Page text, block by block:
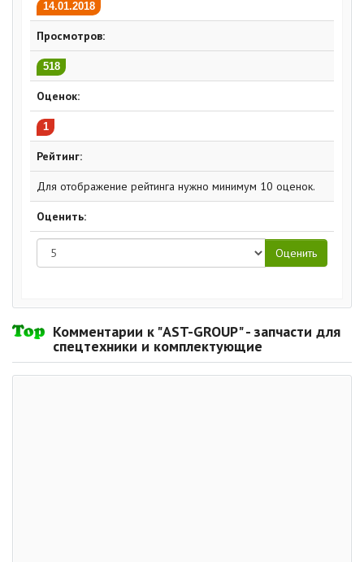
14.01.2018
Просмотров:
518
Оценок:
1
Рейтинг:
Для отображение рейтинга нужно минимум 10 оценок.
Оценить:
Комментарии к "AST-GROUP" - запчасти для
спецтехники и комплектующие